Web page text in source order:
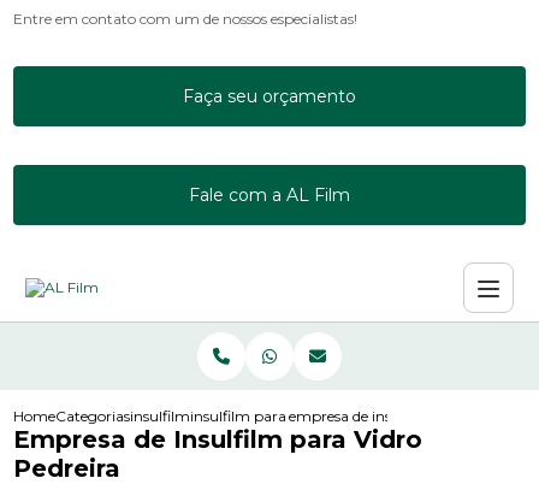
Entre em contato com um de nossos especialistas!
Faça seu orçamento
Fale com a AL Film
HomeCategoriasinsulfilminsulfilm para empresasempresa de insulfilm para vidro
Empresa de Insulfilm para Vidro
Pedreira